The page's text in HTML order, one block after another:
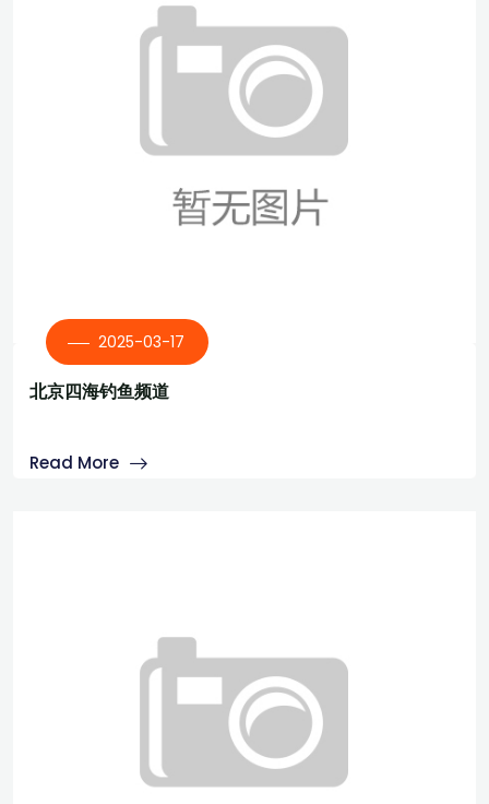
2025-03-17
北京四海钓鱼频道
Read More